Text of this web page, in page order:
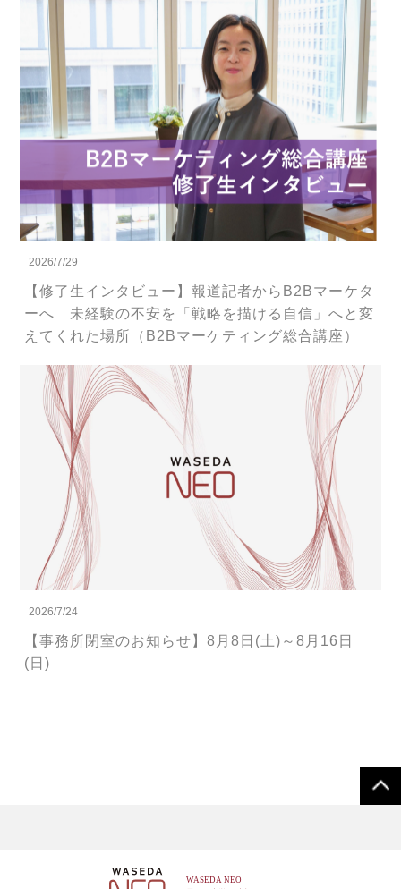
2026/7/29
【修了生インタビュー】報道記者からB2Bマーケタ
ーへ 未経験の不安を「戦略を描ける自信」へと変
えてくれた場所（B2Bマーケティング総合講座）
2026/7/24
【事務所閉室のお知らせ】8月8日(土)～8月16日
(日)